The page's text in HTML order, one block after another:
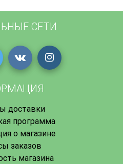
СЕТИ
доставки
программа
о магазине
заказов
магазина